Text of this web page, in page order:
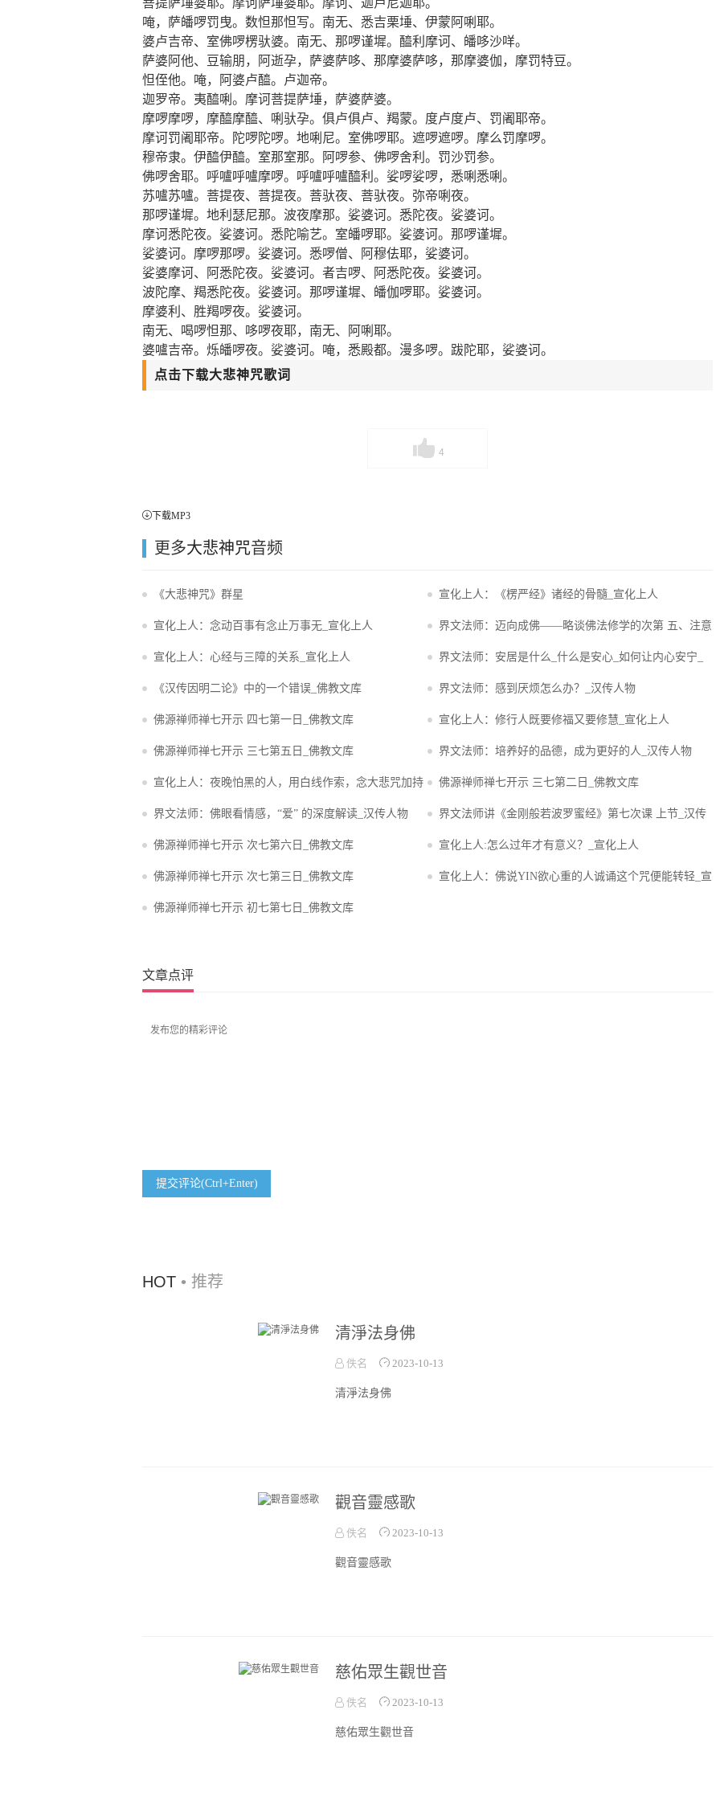
菩提萨埵婆耶。摩诃萨埵婆耶。摩诃、迦卢尼迦耶。
唵，萨皤啰罚曳。数怛那怛写。南无、悉吉栗埵、伊蒙阿唎耶。
婆卢吉帝、室佛啰楞驮婆。南无、那啰谨墀。醯利摩诃、皤哆沙咩。
萨婆阿他、豆输朋，阿逝孕，萨婆萨哆、那摩婆萨哆，那摩婆伽，摩罚特豆。
怛侄他。唵，阿婆卢醯。卢迦帝。
迦罗帝。夷醯唎。摩诃菩提萨埵，萨婆萨婆。
摩啰摩啰，摩醯摩醯、唎驮孕。俱卢俱卢、羯蒙。度卢度卢、罚阇耶帝。
摩诃罚阇耶帝。陀啰陀啰。地唎尼。室佛啰耶。遮啰遮啰。摩么罚摩啰。
穆帝隶。伊醯伊醯。室那室那。阿啰参、佛啰舍利。罚沙罚参。
佛啰舍耶。呼嚧呼嚧摩啰。呼嚧呼嚧醯利。娑啰娑啰，悉唎悉唎。
苏嚧苏嚧。菩提夜、菩提夜。菩驮夜、菩驮夜。弥帝唎夜。
那啰谨墀。地利瑟尼那。波夜摩那。娑婆诃。悉陀夜。娑婆诃。
摩诃悉陀夜。娑婆诃。悉陀喻艺。室皤啰耶。娑婆诃。那啰谨墀。
娑婆诃。摩啰那啰。娑婆诃。悉啰僧、阿穆佉耶，娑婆诃。
娑婆摩诃、阿悉陀夜。娑婆诃。者吉啰、阿悉陀夜。娑婆诃。
波陀摩、羯悉陀夜。娑婆诃。那啰谨墀、皤伽啰耶。娑婆诃。
摩婆利、胜羯啰夜。娑婆诃。
南无、喝啰怛那、哆啰夜耶，南无、阿唎耶。
婆嚧吉帝。烁皤啰夜。娑婆诃。唵，悉殿都。漫多啰。跋陀耶，娑婆诃。
点击下载大悲神咒歌词
4
下载MP3
更多大悲神咒音频
《大悲神咒》群星 宣化上人：《楞严经》诸经的骨髓_宣化上人
宣化上人：念动百事有念止万事无_宣化上人 界文法师：迈向成佛——略谈佛法修学的次第 五、注意
几个核心要素_汉传人物
宣化上人：心经与三障的关系_宣化上人 界文法师：安居是什么_什么是安心_如何让内心安宁_
汉传人物
《汉传因明二论》中的一个错误_佛教文库 界文法师：感到厌烦怎么办？_汉传人物
佛源禅师禅七开示 四七第一日_佛教文库 宣化上人：修行人既要修福又要修慧_宣化上人
佛源禅师禅七开示 三七第五日_佛教文库 界文法师：培养好的品德，成为更好的人_汉传人物
宣化上人：夜晚怕黑的人，用白线作索，念大悲咒加持
就可以去除恐惧心_宣化上人
佛源禅师禅七开示 三七第二日_佛教文库
界文法师：佛眼看情感，“爱” 的深度解读_汉传人物 界文法师讲《金刚般若波罗蜜经》第七次课 上节_汉传
人物
佛源禅师禅七开示 次七第六日_佛教文库 宣化上人:怎么过年才有意义？_宣化上人
佛源禅师禅七开示 次七第三日_佛教文库 宣化上人：佛说YIN欲心重的人诚诵这个咒便能转轻_宣
佛源禅师禅七开示 初七第七日_佛教文库
文章点评
提交评论(Ctrl+Enter)
HOT • 推荐
清淨法身佛
佚名 2023-10-13
清淨法身佛
觀音靈感歌
佚名 2023-10-13
觀音靈感歌
慈佑眾生觀世音
佚名 2023-10-13
慈佑眾生觀世音